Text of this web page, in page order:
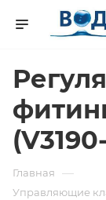
Главная —
Управляющие